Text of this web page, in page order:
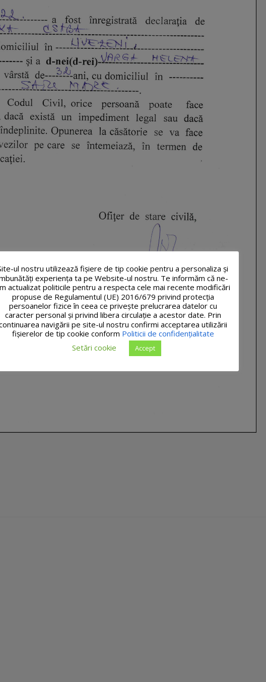
ul nostru utilizează fişiere de tip cookie pentru a personaliza și
experiența ta pe Website-ul nostru. Te informăm că ne-
actualizat politicile pentru a respecta cele mai recente modificări
propuse de Regulamentul (UE) 2016/679 privind protecția
persoanelor fizice în ceea ce privește prelucrarea datelor cu
caracter personal și privind libera circulație a acestor date. Prin
navigării pe site-ul nostru confirmi acceptarea utilizării
fişierelor de tip cookie conform Politicii de confidențialitate
Setări cookie
Accept